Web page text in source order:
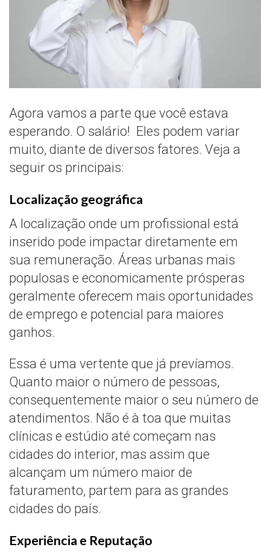
Agora vamos a parte que você estava
esperando. O salário! Eles podem variar
muito, diante de diversos fatores. Veja a
seguir os principais:
Localização geográfica
A localização onde um profissional está
inserido pode impactar diretamente em
sua remuneração. Áreas urbanas mais
populosas e economicamente prósperas
geralmente oferecem mais oportunidades
de emprego e potencial para maiores
ganhos.
Essa é uma vertente que já prevíamos.
Quanto maior o número de pessoas,
consequentemente maior o seu número de
atendimentos. Não é à toa que muitas
clínicas e estúdio até começam nas
cidades do interior, mas assim que
alcançam um número maior de
faturamento, partem para as grandes
cidades do país.
Experiência e Reputação